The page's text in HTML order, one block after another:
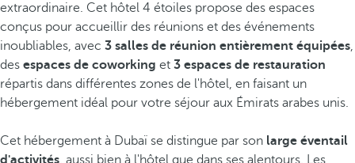
extraordinaire. Cet hôtel 4 étoiles propose des espaces
conçus pour accueillir des réunions et des événements
inoubliables, avec 3 salles de réunion entièrement équipées,
des espaces de coworking et 3 espaces de restauration
répartis dans différentes zones de l'hôtel, en faisant un
hébergement idéal pour votre séjour aux Émirats arabes unis.
Cet hébergement à Dubaï se distingue par son large éventail
d'activités, aussi bien à l'hôtel que dans ses alentours. Les